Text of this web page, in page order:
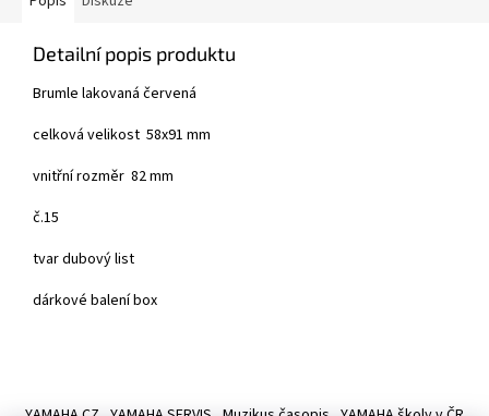
Detailní popis produktu
Brumle lakovaná červená
celková velikost 58x91 mm
vnitřní rozměr 82 mm
č.15
tvar dubový list
dárkové balení box